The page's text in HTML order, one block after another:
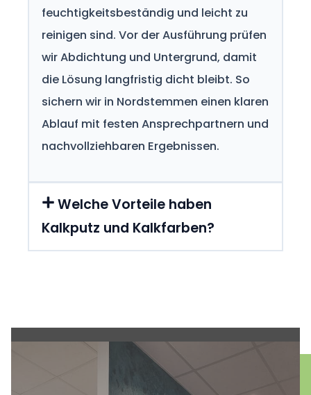
feuchtigkeitsbeständig und leicht zu
reinigen sind. Vor der Ausführung prüfen
wir Abdichtung und Untergrund, damit
die Lösung langfristig dicht bleibt. So
sichern wir in Nordstemmen einen klaren
Ablauf mit festen Ansprechpartnern und
nachvollziehbaren Ergebnissen.
Welche Vorteile haben
Kalkputz und Kalkfarben?